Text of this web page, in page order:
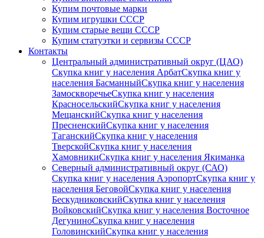
Купим почтовые марки
Купим игрушки СССР
Купим старые вещи СССР
Купим статуэтки и сервизы СССР
Контакты
Центральный административный округ (ЦАО)
Скупка книг у населения АрбатСкупка книг у
населения БасманныйСкупка книг у населения
ЗамоскворечьеСкупка книг у населения
КрасносельскийСкупка книг у населения
МещанскийСкупка книг у населения
ПресненскийСкупка книг у населения
ТаганскийСкупка книг у населения
ТверскойСкупка книг у населения
ХамовникиСкупка книг у населения Якиманка
Северный административный округ (САО)
Скупка книг у населения АэропортСкупка книг у
населения БеговойСкупка книг у населения
БескудниковскийСкупка книг у населения
ВойковскийСкупка книг у населения Восточное
ДегуниноСкупка книг у населения
ГоловинскийСкупка книг у населения